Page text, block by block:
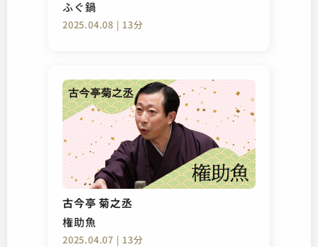
ふぐ鍋
2025.04.08 | 13分
古今亭 菊之丞
権助魚
2025.04.07 | 13分